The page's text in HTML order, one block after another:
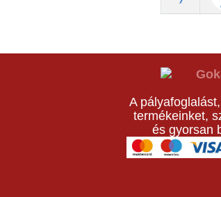
A
termékeinket,
és gyorsan